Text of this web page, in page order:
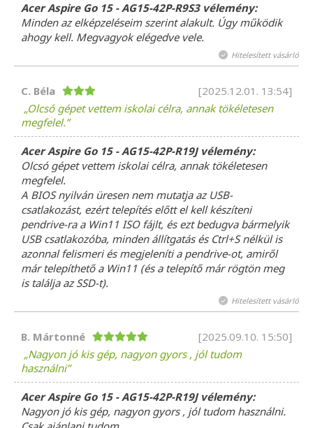
Acer Aspire Go 15 - AG15-42P-R9S3 vélemény:
Minden az elképzeléseim szerint alakult. Úgy működik
ahogy kell. Megvagyok elégedve vele.
Hitelesített vásárló
C. Béla
[2025.12.01. 13:54]
Olcsó gépet vettem iskolai célra, annak tökéletesen
megfelel.
Acer Aspire Go 15 - AG15-42P-R19J vélemény:
Olcsó gépet vettem iskolai célra, annak tökéletesen
megfelel.
A BIOS nyilván üresen nem mutatja az USB-
csatlakozást, ezért telepítés előtt el kell készíteni
pendrive-ra a Win11 ISO fájlt, és ezt bedugva bármelyik
USB csatlakozóba, minden állítgatás és Ctrl+S nélkül is
azonnal felismeri és megjeleníti a pendrive-ot, amiről
már telepíthető a Win11 (és a telepítő már rögtön meg
is találja az SSD-t).
Hitelesített vásárló
B. Mártonné
[2025.09.10. 15:50]
Nagyon jó kis gép, nagyon gyors , jól tudom
használni
Acer Aspire Go 15 - AG15-42P-R19J vélemény:
Nagyon jó kis gép, nagyon gyors , jól tudom használni.